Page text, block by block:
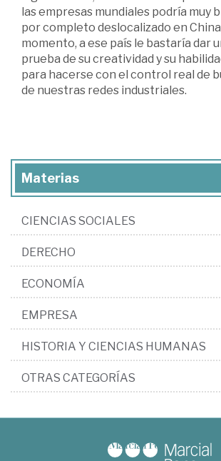
las empresas mundiales podría muy
por completo deslocalizado en
momento, a ese país le bastaría dar
prueba de su creatividad y su
para hacerse con el control real de
de nuestras redes industriales.
Materias
CIENCIAS SOCIALES
DERECHO
ECONOMÍA
EMPRESA
HISTORIA Y CIENCIAS HUMANAS
OTRAS CATEGORÍAS